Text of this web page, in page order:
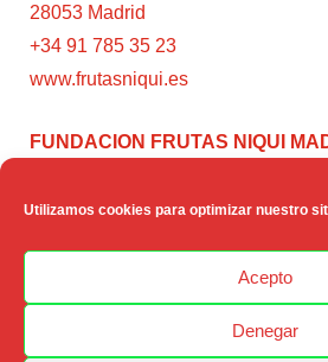
Utilizamos cookies para optimizar nuestro
Acepto
Denegar
28053 Madrid
+34 91 785 35 23
www.frutasniqui.es
FUNDACION FRUTAS NIQUI
28224 – Pozuelo de Alarcón